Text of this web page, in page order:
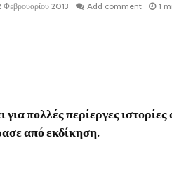
Φεβρουαρίου 2013 Add comment 1
για πολλές περίεργες
από εκδίκηση.